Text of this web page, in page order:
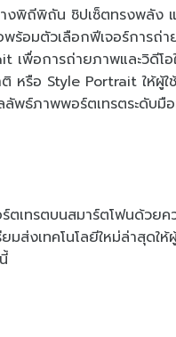
ถีพิถัน ชิปเซ็ตทรงพลัง แ
พร้อมตัวเลือกฟีเจอร์การถ่
เพื่อการถ่ายภาพและวิดีโ
หรือ Style Portrait ให้ผู้ใ
พธ์ภาพพอร์ตเทรตระดับมื
เทรตบนสมาร์ตโฟนด้วยค
งเทคโนโลยีใหม่ล่าสุดให้